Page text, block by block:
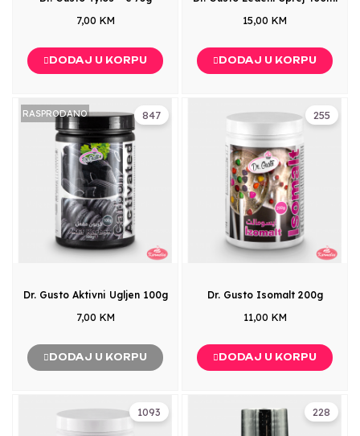
7,00 KM
DODAJ U KORPU
15,00 KM
DODAJ U KORPU
847
RASPRODANO
Dr. Gusto Aktivni Ugljen 100g
7,00 KM
DODAJ U KORPU
255
Dr. Gusto Isomalt 200g
11,00 KM
DODAJ U KORPU
1093 228